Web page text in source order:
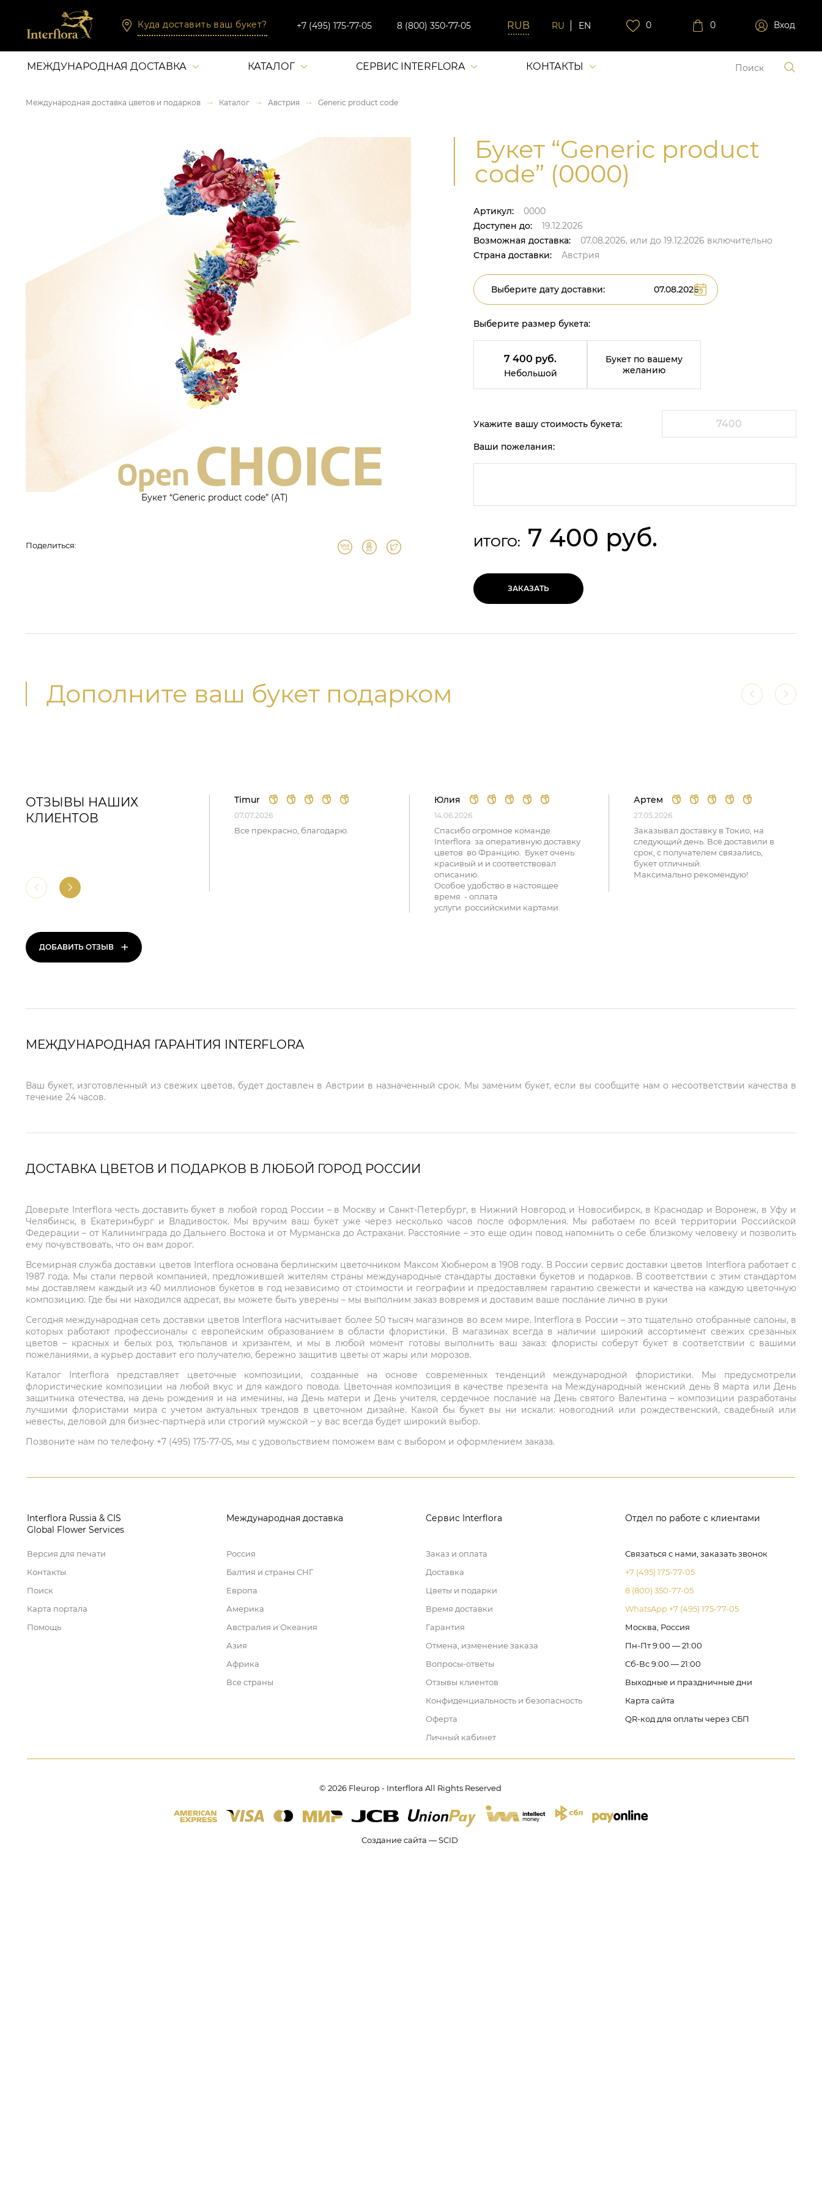
Куда доставить ваш букет? +7 (495) 175-77-05 8 (800) 350-77-05 RU EN 0 0 Вход
МЕЖДУНАРОДНАЯ ДОСТАВКА КАТАЛОГ СЕРВИС INTERFLORA КОНТАКТЫ
Международная доставка цветов и подарков Каталог Австрия Generic product code
Букет “Generic product code” (AT)
Поделиться:
Букет “Generic product
code” (0000)
Артикул:
0000
Доступен до:
19.12.2026
Возможная доставка:
07.08.2026, или до 19.12.2026 включительно
Страна доставки:
Австрия
Выберите дату доставки:
Выберите размер букета:
7 400 руб.
Небольшой
Букет по вашему
желанию
Укажите вашу стоимость букета:
Ваши пожелания:
ИТОГО: 7 400 руб.
ЗАКАЗАТЬ
Дополните ваш букет подарком
ОТЗЫВЫ НАШИХ
КЛИЕНТОВ
ДОБАВИТЬ ОТЗЫВ +
Timur
07.07.2026
Все прекрасно, благодарю.
Юлия
14.06.2026
Спасибо огромное команде
Interflora за оперативную доставку
цветов во Францию. Букет очень
красивый и и соответствовал
описанию.
Особое удобство в настоящее
время - оплата
услуги российскими картами.
Артем
27.05.2026
Заказывал доставку в Токио, на
следующий день. Всё доставили в
срок, с получателем связались,
букет отличный.
Максимально рекомендую!
МЕЖДУНАРОДНАЯ ГАРАНТИЯ INTERFLORA
Ваш букет, изготовленный из свежих цветов, будет доставлен в Австрии в назначенный срок. Мы заменим букет, если вы сообщите нам о несоответствии качества в
течение 24 часов.
ДОСТАВКА ЦВЕТОВ И ПОДАРКОВ В ЛЮБОЙ ГОРОД РОССИИ
Доверьте Interflora честь доставить букет в любой город России – в Москву и Санкт-Петербург, в Нижний Новгород и Новосибирск, в Краснодар и Воронеж, в Уфу и
Челябинск, в Екатеринбург и Владивосток. Мы вручим ваш букет уже через несколько часов после оформления. Мы работаем по всей территории Российской
Федерации – от Калининграда до Дальнего Востока и от Мурманска до Астрахани. Расстояние – это еще один повод напомнить о себе близкому человеку и позволить
ему почувствовать, что он вам дорог.
Всемирная служба доставки цветов Interflora основана берлинским цветочником Максом Хюбнером в 1908 году. В России сервис доставки цветов Interflora работает с
1987 года. Мы стали первой компанией, предложившей жителям страны международные стандарты доставки букетов и подарков. В соответствии с этим стандартом
мы доставляем каждый из 40 миллионов букетов в год независимо от стоимости и географии и предоставляем гарантию свежести и качества на каждую цветочную
композицию. Где бы ни находился адресат, вы можете быть уверены – мы выполним заказ вовремя и доставим ваше послание лично в руки
Сегодня международная сеть доставки цветов Interflora насчитывает более 50 тысяч магазинов во всем мире. Interflora в России – это тщательно отобранные салоны, в
которых работают профессионалы с европейским образованием в области флористики. В магазинах всегда в наличии широкий ассортимент свежих срезанных
цветов – красных и белых роз, тюльпанов и хризантем, и мы в любой момент готовы выполнить ваш заказ: флористы соберут букет в соответствии с вашими
пожеланиями, а курьер доставит его получателю, бережно защитив цветы от жары или морозов.
Каталог Interflora представляет цветочные композиции, созданные на основе современных тенденций международной флористики. Мы предусмотрели
флористические композиции на любой вкус и для каждого повода. Цветочная композиция в качестве презента на Международный женский день 8 марта или День
защитника отечества, на день рождения и на именины, на День матери и День учителя, сердечное послание на День святого Валентина – композиции разработаны
лучшими флористами мира с учетом актуальных трендов в цветочном дизайне. Какой бы букет вы ни искали: новогодний или рождественский, свадебный или
невесты, деловой для бизнес-партнера или строгий мужской – у вас всегда будет широкий выбор.
Позвоните нам по телефону +7 (495) 175-77-05, мы с удовольствием поможем вам с выбором и оформлением заказа.
Interflora Russia & CIS
Global Flower Services
Версия для печати
Контакты
Поиск
Карта портала
Помощь
Международная доставка
Россия
Балтия и страны СНГ
Европа
Америка
Австралия и Океания
Азия
Африка
Все страны
Сервис Interflora
Заказ и оплата
Доставка
Цветы и подарки
Время доставки
Гарантия
Отмена, изменение заказа
Вопросы-ответы
Отзывы клиентов
Конфиденциальность и безопасность
Оферта
Личный кабинет
Отдел по работе с клиентами
Связаться с нами, заказать звонок
+7 (495) 175-77-05
8 (800) 350-77-05
WhatsApp +7 (495) 175-77-05
Москва, Россия
Пн-Пт 9:00 — 21:00
Сб-Вс 9:00 — 21:00
Выходные и праздничные дни
Карта сайта
QR-код для оплаты через СБП
© 2026 Fleurop - Interflora All Rights Reserved
Создание сайта — SCID